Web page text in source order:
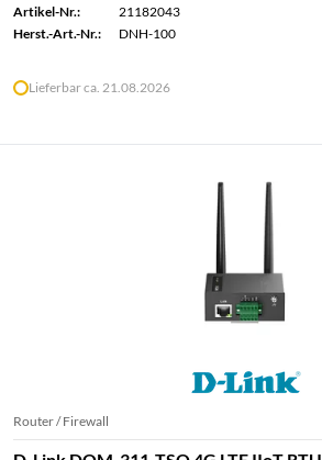
Artikel-Nr.:
21182043
Herst.-Art.-Nr.:
DNH-100
Lieferbar ca. 21.08.2026
Router / Firewall